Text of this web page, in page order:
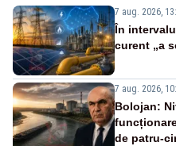
7 aug. 2026,
În
curent „a
7 aug. 2026,
Bolojan:
de patru-